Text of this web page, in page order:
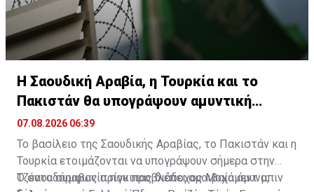
Η Σαουδική Αραβία, η Τουρκία και το
Πακιστάν θα υπογράψουν αμυντική
συμφωνία
07.08.2026 06:39
Το βασίλειο της Σαουδικής Αραβίας, το Πακιστάν και η
Τουρκία ετοιμάζονται να υπογράψουν σήμερα στην
Τζέντα συμφωνία που προβλέπει αμοιβαία άμυνα,
Ο σαουδάραβας πρίγκιπας διάδοχος Μοχάμεντ μπιν